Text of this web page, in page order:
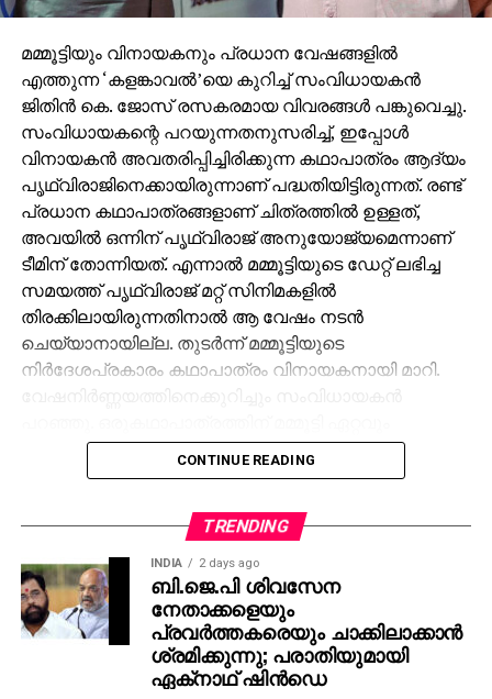
മമ്മൂട്ടിയും വിനായകനും പ്രധാന വേഷങ്ങളില്‍
എത്തുന്ന ‘കളങ്കാവല്‍’യെ കുറിച്ച് സംവിധായകന്‍
ജിതിന്‍ കെ. ജോസ് രസകരമായ വിവരങ്ങള്‍ പങ്കുവെച്ചു.
സംവിധായകന്റെ പറയുന്നതനുസരിച്ച്, ഇപ്പോള്‍
വിനായകന്‍ അവതരിപ്പിച്ചിരിക്കുന്ന കഥാപാത്രം ആദ്യം
പൃഥ്വിരാജിനെക്കായിരുന്നാണ് പദ്ധതിയിട്ടിരുന്നത്. രണ്ട്
പ്രധാന കഥാപാത്രങ്ങളാണ് ചിത്രത്തില്‍ ഉള്ളത്,
അവയില്‍ ഒന്നിന് പൃഥ്വിരാജ് അനുയോജ്യമെന്നാണ്
ടീമിന് തോന്നിയത്. എന്നാല്‍ മമ്മൂട്ടിയുടെ ഡേറ്റ് ലഭിച്ച
സമയത്ത് പൃഥ്വിരാജ് മറ്റ് സിനിമകളില്‍
തിരക്കിലായിരുന്നതിനാല്‍ ആ വേഷം നടന്‍
ചെയ്യാനായില്ല. തുടര്‍ന്ന് മമ്മൂട്ടിയുടെ
നിര്‍ദേശപ്രകാരം കഥാപാത്രം വിനായകനായി മാറി.
അനുയോജ്യനാണെന്ന് തോന്നിയതിനാല്‍
എക്‌സിക്യൂട്ടീവ് പ്രൊഡ്യൂസര്‍ വിവേക് ദാമോദരന്‍
തങ്ങള്‍ക്ക് മനസ്സിലുണ്ടായിരുന്നതുപോലെ തന്നെയാണ്
പൃഥ്വിരാജും ആ വേഷം മമ്മൂക്ക ചെയ്യണം എന്ന്
നിര്‍ദേശിച്ചതെന്നും അദ്ദേഹം വെളിപ്പെടുത്തി. ജിതിന്‍
കെ. ജോസ് പറഞ്ഞു പോലെ, വിനായകന്‍ അവതരിപ്പിച്ച
വേഷം തന്നെയാണ് ആദ്യം പൃഥ്വിരാജിന്
പരിഗണിച്ചത്. മമ്മൂട്ടി കമ്പനി നിര്‍മിച്ച ‘കളങ്കാവല്‍’
നവംബര്‍ 27ന് തീയേറ്ററുകളില്‍ റിലീസ് ചെയ്യും.
CONTINUE READING
TRENDING
INDIA 2 days ago
ബി.ജെ.പി ശിവസേന
നേതാക്കളെയും
പ്രവര്‍ത്തകരെയും ചാക്കിലാക്കാന്‍
ശ്രമിക്കുന്നു; പരാതിയുമായി
ഏക്‌നാഥ് ഷിന്‍ഡെ